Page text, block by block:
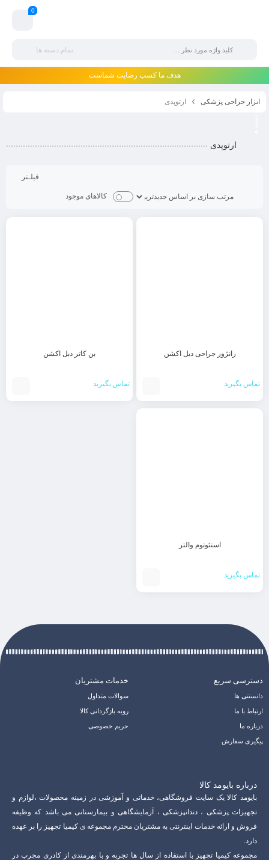
0
تمام دسته ها
هدف ما کسب رضایت شماست
ابزار جراحی پزشکی ارتوپدی
ارتوپدی
فیلـتر
کالاهای موجود
رانژور جراحی دبل اکشن
تماس بگیرید
بن کاتر دبل اکشن
تماس بگیرید
استئوتوم والتر
تماس بگیرید
دسترسی سریع
دانستنی ها
ارتباط با ما
درباره ما
پیگیری سفارش
خدمات مشتریان
سوالات متداول
رویه بازگردانی کالا
حریم خصوصی
درباره بایومد کالا
بایومد کالا یک سایت فروشگاهی، خدماتی و آموزشی در زمینه محصولات ،لوازم و
تجهیزات پزشکی ، دندانپزشکی ، آزمایشگاهی و بیمارستانی می باشد که وظیفه
فروش و ارائه خدمات اینترنتی به مشتریان محترم مجموعه ی کیمیا تجهیز را بر عهده
دارد.
مجموعه کیمیا تجهیز با استفاده از سال ها تجربه و با بهرمندی از کادری مجرب در